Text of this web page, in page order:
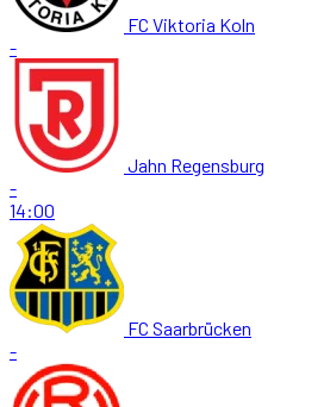
FC Viktoria Koln
-
Jahn Regensburg
-
14:00
FC Saarbrücken
-